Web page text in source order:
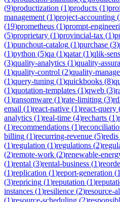
(9)productization (1)products (1)
management (1)project-accounting (
(19)prometheus (1)prompt-
(5)proprietary (1)provincial-tax (1)
(1)punchout-catalog (1)purchase (3)
(1)python (5)qa (1)qatar(1)qlik-
(3)quality-analytics (1)quality-
(1)quality-control (2)quality-
(1)query-tuning (1)quickbooks (8)
(1)quotation-templates (1)qweb (3)
(1)ransomware (1)rate-limiting (3)
email (1)react-native (1)react-query
analytics (1)real-time (4)recharts (1)
(1)recommendations (1)
billing (1)recurring-revenue (5)redis
(1)regulation (1)regulations (2)
(2)remote-work (2)renewable-
(1)rental (3)rental-business (1)
(1)replication (1)report-generation (1
(3)repricing (1)reputation (1)
instances (1)resilience (2)resource-
(1)resource-scheduling (2)